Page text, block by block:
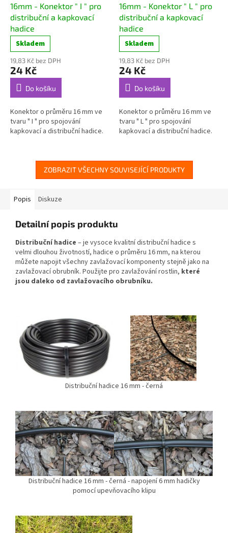
16mm - Konektor " I " pro
distribuční a kapkovací
hadice
Skladem
19,83 Kč bez DPH
24 Kč
Do košíku
Konektor o průměru 16 mm ve
tvaru " I " pro spojování
kapkovací a distribuční hadice.
16mm - Konektor " L " pro
distribuční a kapkovací
hadice
Skladem
19,83 Kč bez DPH
24 Kč
Do košíku
Konektor o průměru 16 mm ve
tvaru " L " pro spojování
kapkovací a distribuční hadice.
ZOBRAZIT VŠECHNY SOUVISEJÍCÍ PRODUKTY
Popis Diskuze
Detailní popis produktu
Distribuční hadice – je vysoce kvalitní distribuční hadice s
velmi dlouhou životností, hadice o průměru 16 mm, na kterou
můžete napojit všechny zavlažovací komponenty stejně jako na
zavlažovací obrubník. Použijte pro zavlažování rostlin, které
jsou daleko od zavlažovacího obrubníku.
Distribuční hadice 16 mm - černá
Distribuční hadice 16 mm - černá - napojení 6 mm hadičky
pomocí upevňovacího klipu